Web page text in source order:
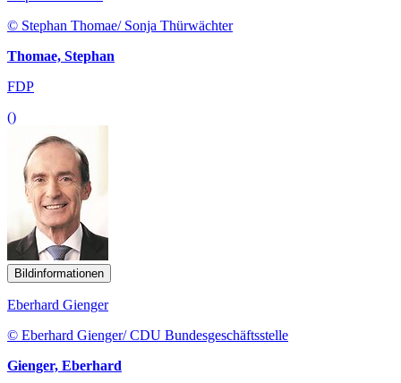
© Stephan Thomae/ Sonja Thürwächter
Thomae, Stephan
FDP
()
Bildinformationen
Eberhard Gienger
© Eberhard Gienger/ CDU Bundesgeschäftsstelle
Gienger, Eberhard